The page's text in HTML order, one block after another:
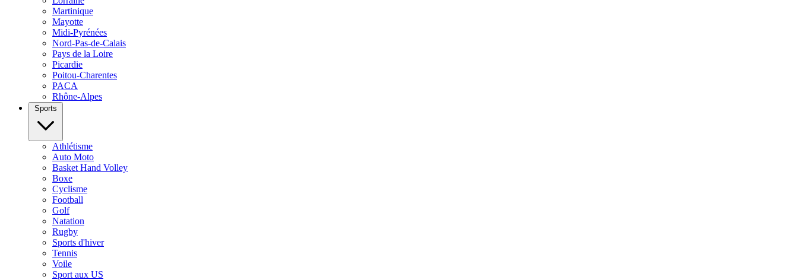
Martinique
Mayotte
Midi-Pyrénées
Nord-Pas-de-Calais
Pays de la Loire
Picardie
Poitou-Charentes
PACA
Rhône-Alpes
Sports
Athlétisme
Auto Moto
Basket Hand Volley
Boxe
Cyclisme
Football
Golf
Natation
Rugby
Sports d'hiver
Tennis
Voile
Sport aux US